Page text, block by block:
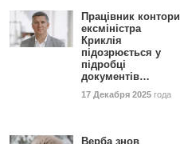
Працівник контори
ексміністра
Криклія
підозрюється у
підробці
документів…
17 Декабря 2025 года
Верба знов